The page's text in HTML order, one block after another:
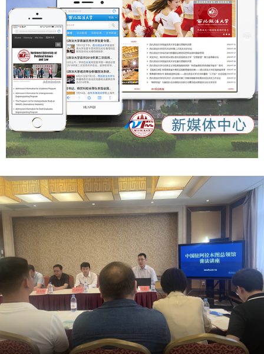
训、以赛提能”的创新形式，有效激发了年轻干部干事创业的
激情，提高了干部的业务能力和综合素质。学校将以本次比赛
为新的起点，构建常态化干部比赛培训机制，推动干部素质能
力与学校事业高质量发展同频共振，为加快推进高水平大学建
设贡献新的力量。 （供稿：党委组织部 撰稿：严芳 李月胤 审
核：李君）